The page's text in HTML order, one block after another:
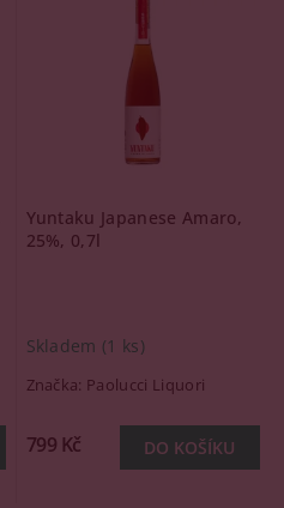
Yuntaku Japanese Amaro,
25%, 0,7l
Skladem (1 ks)
Značka: Paolucci Liquori
799 Kč